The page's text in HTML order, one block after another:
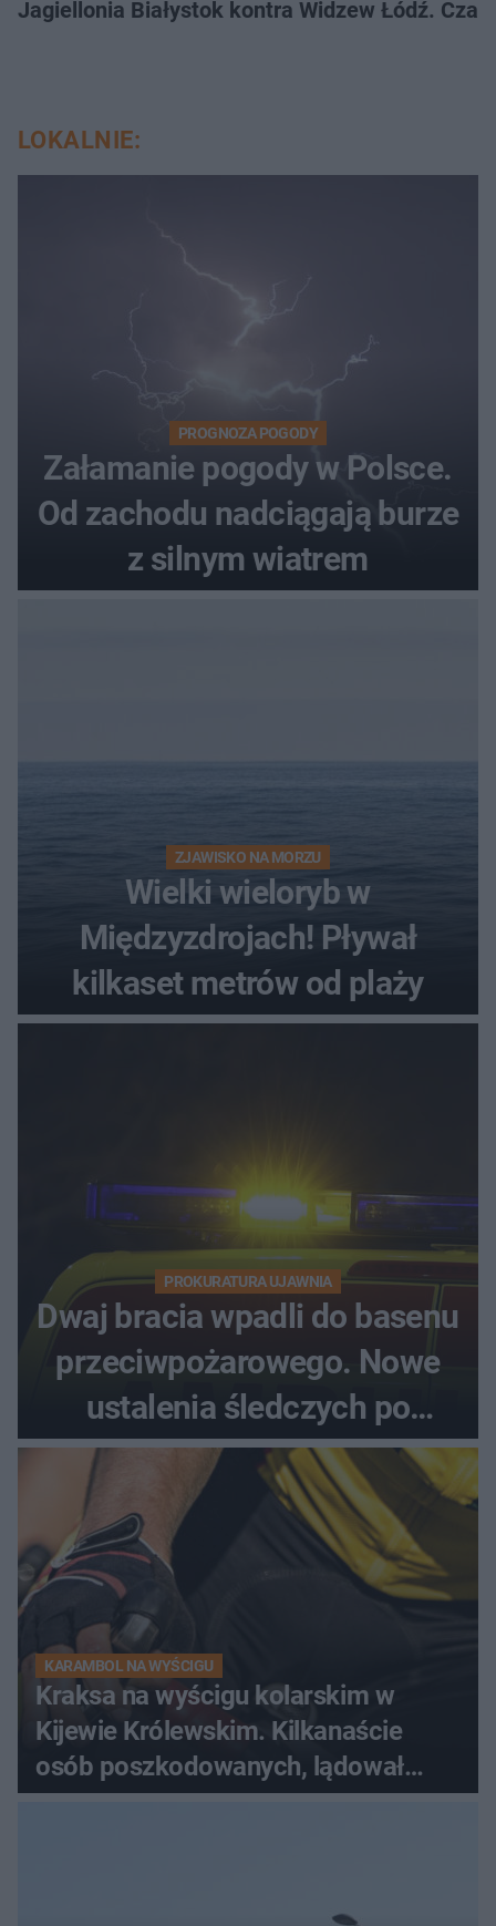
Jagiellonia Białystok kontra Widzew Łódź.
LOKALNIE:
PROGNOZA POGODY
Załamanie pogody w Polsce.
Od zachodu nadciągają burze
z silnym wiatrem
ZJAWISKO NA MORZU
Wielki wieloryb w
Międzyzdrojach! Pływał
kilkaset metrów od plaży
PROKURATURA UJAWNIA
Dwaj bracia wpadli do basenu
przeciwpożarowego. Nowe
ustalenia śledczych po
dramatycznej akcji
KARAMBOL NA WYŚCIGU
Kraksa na wyścigu kolarskim w
Kijewie Królewskim. Kilkanaście
osób poszkodowanych, lądował
śmigłowiec LPR